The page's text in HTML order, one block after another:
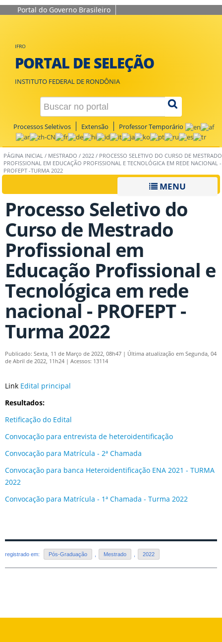
Portal do Governo Brasileiro
IFRO
PORTAL DE SELEÇÃO
INSTITUTO FEDERAL DE RONDÔNIA
Processos Seletivos Extensão Professor Temporário
PÁGINA INICIAL / MESTRADO / 2022 / PROCESSO SELETIVO DO CURSO DE MESTRADO
PROFISSIONAL EM EDUCAÇÃO PROFISSIONAL E TECNOLÓGICA EM REDE NACIONAL -
PROFEPT -TURMA 2022
MENU
Processo Seletivo do
Curso de Mestrado
Profissional em
Educação Profissional e
Tecnológica em rede
nacional - PROFEPT -
Turma 2022
Publicado: Sexta, 11 de Março de 2022, 08h47 | Última atualização em Segunda, 04
de Abril de 2022, 11h24 | Acessos: 13114
Link Edital principal
Resultados:
Retificação do Edital
Convocação para entrevista de heteroidentificação
Convocação para Matrícula - 2ª Chamada
Convocação para banca Heteroidentificação ENA 2021 - TURMA
2022
Convocação para Matrícula - 1ª Chamada - Turma 2022
registrado em: Pós-Graduação , Mestrado , 2022